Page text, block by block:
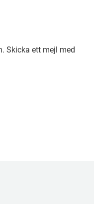
Skicka ett mejl med